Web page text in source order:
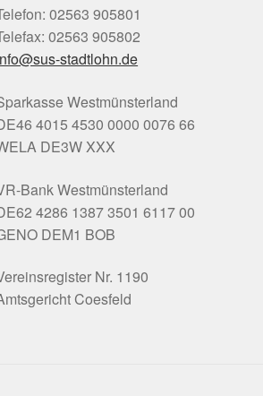
02563 905801
02563 905802
stadtlohn.de
Westmünsterland
4015 4530 0000 0076 66
DE3W XXX
Bank Westmünsterland
4286 1387 3501 6117 00
DEM1 BOB
Nr. 1190
Coesfeld